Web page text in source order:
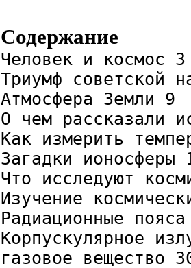
Содержание
Человек и космос 3
Триумф советской
Атмосфера Земли 9
О чем рассказали
Как измерить
Загадки ионосферы
Что исследуют
Изучение
Радиационные
Корпускулярное
газовое вещество